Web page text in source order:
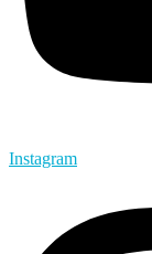
Instagram